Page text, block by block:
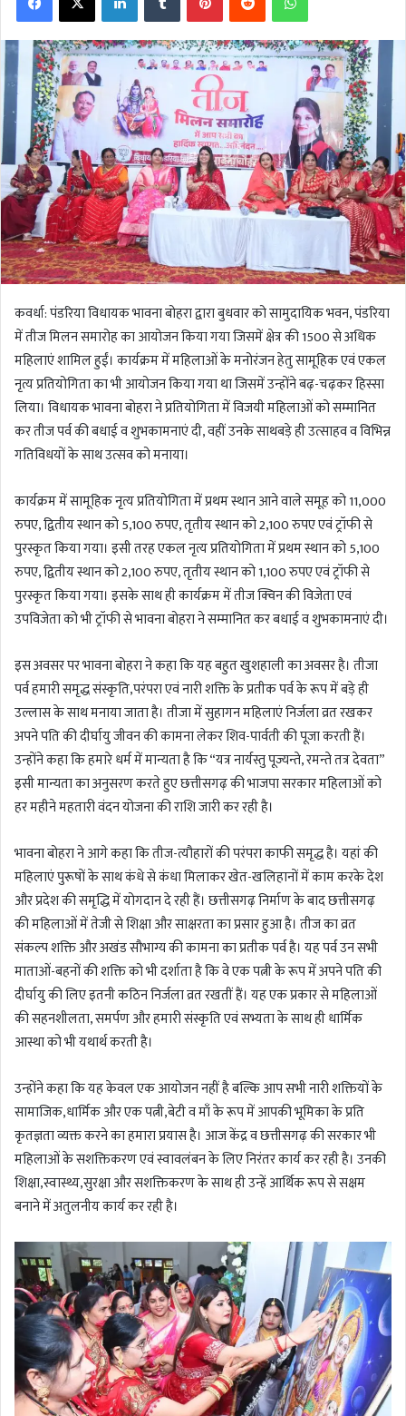
कवर्धा: पंडरिया विधायक भावना बोहरा द्वारा बुधवार को सामुदायिक भवन, पंडरिया
में तीज मिलन समारोह का आयोजन किया गया जिसमें क्षेत्र की 1500 से अधिक
महिलाएं शामिल हुईं। कार्यक्रम में महिलाओं के मनोरंजन हेतु सामूहिक एवं एकल
नृत्य प्रतियोगिता का भी आयोजन किया गया था जिसमें उन्होंने बढ़-चढ़कर हिस्सा
लिया। विधायक भावना बोहरा ने प्रतियोगिता में विजयी महिलाओं को सम्मानित
कर तीज पर्व की बधाई व शुभकामनाएं दी, वहीं उनके साथबड़े ही उत्साहव व विभिन्न
गतिविधयों के साथ उत्सव को मनाया।
कार्यक्रम में सामूहिक नृत्य प्रतियोगिता में प्रथम स्थान आने वाले समूह को 11,000
रुपए, द्वितीय स्थान को 5,100 रुपए, तृतीय स्थान को 2,100 रुपए एवं ट्रॉफी से
पुरस्कृत किया गया। इसी तरह एकल नृत्य प्रतियोगिता में प्रथम स्थान को 5,100
रुपए, द्वितीय स्थान को 2,100 रुपए, तृतीय स्थान को 1,100 रुपए एवं ट्रॉफी से
पुरस्कृत किया गया। इसके साथ ही कार्यक्रम में तीज क्विन की विजेता एवं
उपविजेता को भी ट्रॉफी से भावना बोहरा ने सम्मानित कर बधाई व शुभकामनाएं दी।
इस अवसर पर भावना बोहरा ने कहा कि यह बहुत खुशहाली का अवसर है। तीजा
पर्व हमारी समृद्ध संस्कृति,परंपरा एवं नारी शक्ति के प्रतीक पर्व के रूप में बड़े ही
उल्लास के साथ मनाया जाता है। तीजा में सुहागन महिलाएं निर्जला व्रत रखकर
अपने पति की दीर्घायु जीवन की कामना लेकर शिव-पार्वती की पूजा करती हैं।
उन्होंने कहा कि हमारे धर्म में मान्यता है कि “यत्र नार्यस्तु पूज्यन्ते, रमन्ते तत्र देवता”
इसी मान्यता का अनुसरण करते हुए छत्तीसगढ़ की भाजपा सरकार महिलाओं को
हर महीने महतारी वंदन योजना की राशि जारी कर रही है।
भावना बोहरा ने आगे कहा कि तीज-त्यौहारों की परंपरा काफी समृद्ध है। यहां की
महिलाएं पुरूषों के साथ कंधे से कंधा मिलाकर खेत-खलिहानों में काम करके देश
और प्रदेश की समृद्धि में योगदान दे रही हैं। छत्तीसगढ़ निर्माण के बाद छत्तीसगढ़
की महिलाओं में तेजी से शिक्षा और साक्षरता का प्रसार हुआ है। तीज का व्रत
संकल्प शक्ति और अखंड सौभाग्य की कामना का प्रतीक पर्व है। यह पर्व उन सभी
माताओं-बहनों की शक्ति को भी दर्शाता है कि वे एक पत्नी के रूप में अपने पति की
दीर्घायु की लिए इतनी कठिन निर्जला व्रत रखतीं हैं। यह एक प्रकार से महिलाओं
की सहनशीलता, समर्पण और हमारी संस्कृति एवं सभ्यता के साथ ही धार्मिक
आस्था को भी यथार्थ करती है।
उन्होंने कहा कि यह केवल एक आयोजन नहीं है बल्कि आप सभी नारी शक्तियों के
सामाजिक,धार्मिक और एक पत्नी,बेटी व माँ के रूप में आपकी भूमिका के प्रति
कृतज्ञता व्यक्त करने का हमारा प्रयास है। आज केंद्र व छत्तीसगढ़ की सरकार भी
महिलाओं के सशक्तिकरण एवं स्वावलंबन के लिए निरंतर कार्य कर रही है। उनकी
शिक्षा,स्वास्थ्य,सुरक्षा और सशक्तिकरण के साथ ही उन्हें आर्थिक रूप से सक्षम
बनाने में अतुलनीय कार्य कर रही है।